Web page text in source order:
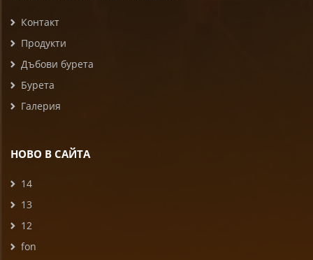
Контакт
Продукти
Дъбови бурета
Бурета
Галерия
НОВО В САЙТА
14
13
12
fon